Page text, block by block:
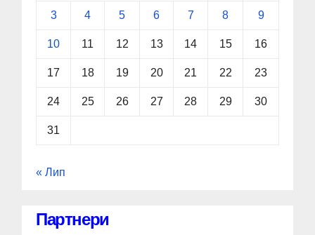
3 4 5 6 7 8 9
10 11 12 13 14 15 16
17 18 19 20 21 22 23
24 25 26 27 28 29 30
31
« Лип
Партнери